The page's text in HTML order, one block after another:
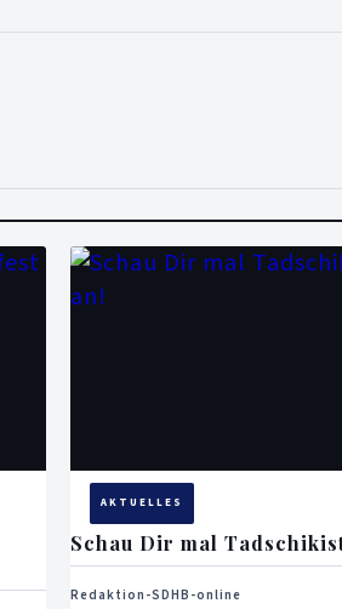
AKTUELLES
Schau Dir mal
Redaktion-SDHB-online